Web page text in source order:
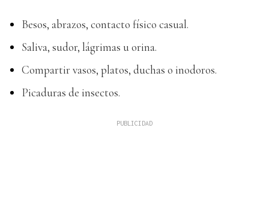
Besos, abrazos, contacto físico casual.
Saliva, sudor, lágrimas u orina.
Compartir vasos, platos, duchas o inodoros.
Picaduras de insectos.